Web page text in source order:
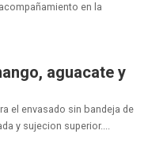
en la
aguacate y
el envasado sin bandeja de
y sujecion superior....